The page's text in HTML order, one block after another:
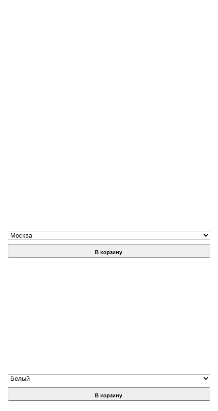
В корзину
В корзину